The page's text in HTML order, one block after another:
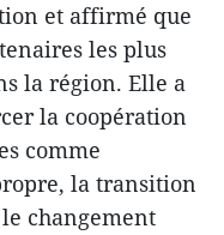
et affirmé que
les plus
la région. Elle a
la coopération
comme
la transition
changement